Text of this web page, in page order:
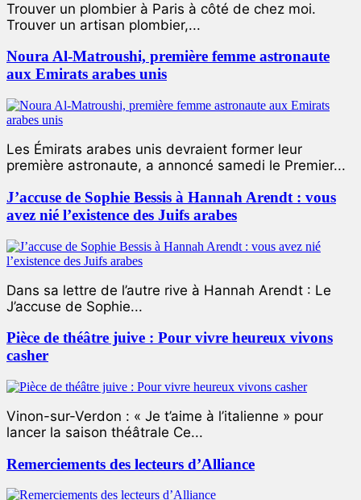
Trouver un plombier à Paris à côté de chez moi.
Trouver un artisan plombier,...
Noura Al-Matroushi, première femme astronaute
aux Emirats arabes unis
Les Émirats arabes unis devraient former leur
première astronaute, a annoncé samedi le Premier...
J’accuse de Sophie Bessis à Hannah Arendt : vous
avez nié l’existence des Juifs arabes
Dans sa lettre de l’autre rive à Hannah Arendt : Le
J’accuse de Sophie...
Pièce de théâtre juive : Pour vivre heureux vivons
casher
Vinon-sur-Verdon : « Je t’aime à l’italienne » pour
lancer la saison théâtrale Ce...
Remerciements des lecteurs d’Alliance